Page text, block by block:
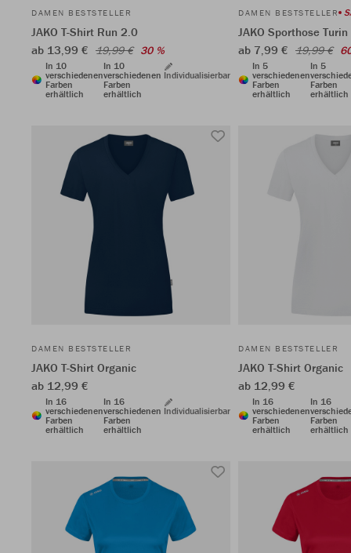
DAMEN BESTSTELLER
JAKO T-Shirt Run 2.0
ab 13,99 € 19,99 € 30 %
In 10
verschiedenen
Farben
erhältlich
In 10
verschiedenen
Farben
erhältlich
Individualisierbar
DAMEN BESTSTELLER
JAKO Sporthose
ab 7,99 € 19,99 €
In 5
verschiedenen
Farben
erhältlich
In 5
Farben
erhältlich
DAMEN BESTSTELLER
JAKO T-Shirt Organic
ab 12,99 €
In 16
verschiedenen
Farben
erhältlich
In 16
verschiedenen
Farben
erhältlich
Individualisierbar
DAMEN BESTSTELLER
JAKO T-Shirt Organic
ab 12,99 €
In 16
verschiedenen
Farben
erhältlich
In 16
Farben
erhältlich